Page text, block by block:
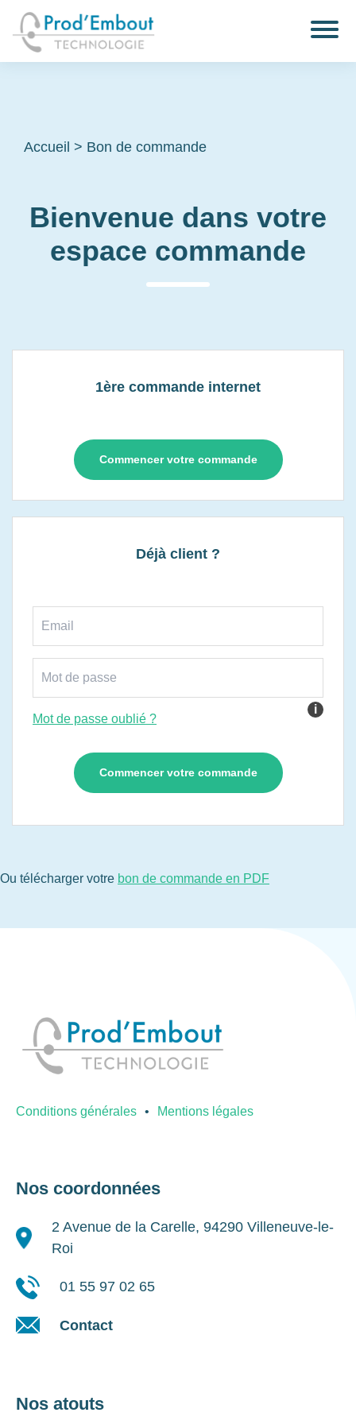
Accueil > Bon de commande
Bienvenue dans votre
espace commande
1ère commande internet
Commencer votre commande
Déjà client ?
i
Mot de passe oublié ?
Ou télécharger votre bon de commande en PDF
Conditions générales Mentions légales
Nos coordonnées
2 Avenue de la Carelle, 94290 Villeneuve-le-
Roi
01 55 97 02 65
Contact
Nos atouts